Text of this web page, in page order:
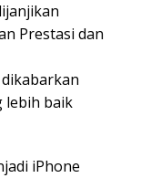
Prestasi dan
lebih baik
iPhone